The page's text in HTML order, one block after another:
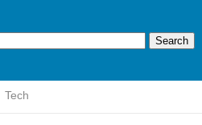
Tech